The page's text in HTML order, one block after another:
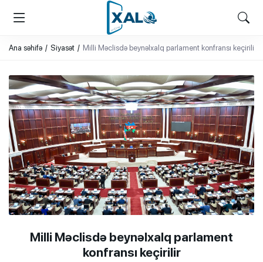
XALQ.ONLINE
ONLAYN PLATFORMA
Ana səhifə Siyasət Milli Məclisdə beynəlxalq parlament konfransı keçirilir
Milli Məclisdə beynəlxalq parlament
konfransı keçirilir